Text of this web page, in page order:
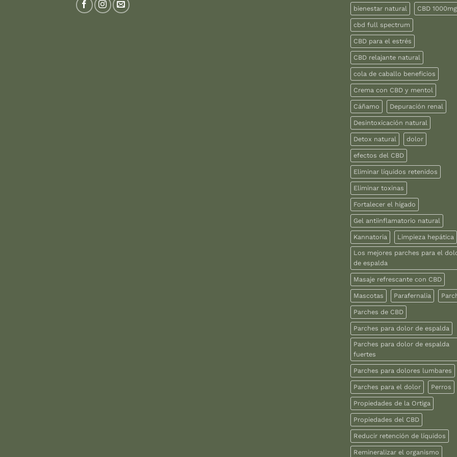
bienestar natural CBD 1000mg
cbd full spectrum
CBD para el estrés
CBD relajante natural
cola de caballo beneficios
Crema con CBD y mentol
Cáñamo Depuración renal
Desintoxicación natural
Detox natural dolor
efectos del CBD
Eliminar líquidos retenidos
Eliminar toxinas
Fortalecer el hígado
Gel antiinflamatorio natural
Kannatoria Limpieza hepática
Los mejores parches para el
de espalda
Masaje refrescante con CBD
Mascotas Parafernalia
Parches de CBD
Parches para dolor de espalda
Parches para dolor de espalda
fuertes
Parches para dolores lumbares
Parches para el dolor Perros
Propiedades de la Ortiga
Propiedades del CBD
Reducir retención de líquidos
Remineralizar el organismo